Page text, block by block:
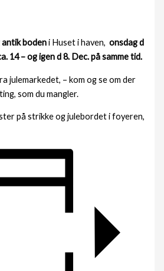
bodeni Huset i haven,onsdag d
14 – og igen d 8. Dec. på samme tid.
julemarkedet, – kom og se om der
som du mangler.
på strikke og julebordet i foyeren,